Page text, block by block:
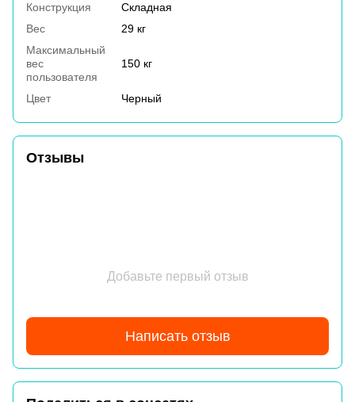
Конструкция
Складная
Вес
29 кг
Максимальный
вес
пользователя
150 кг
Цвет Черный
Отзывы
Добавьте первый отзыв
Написать отзыв